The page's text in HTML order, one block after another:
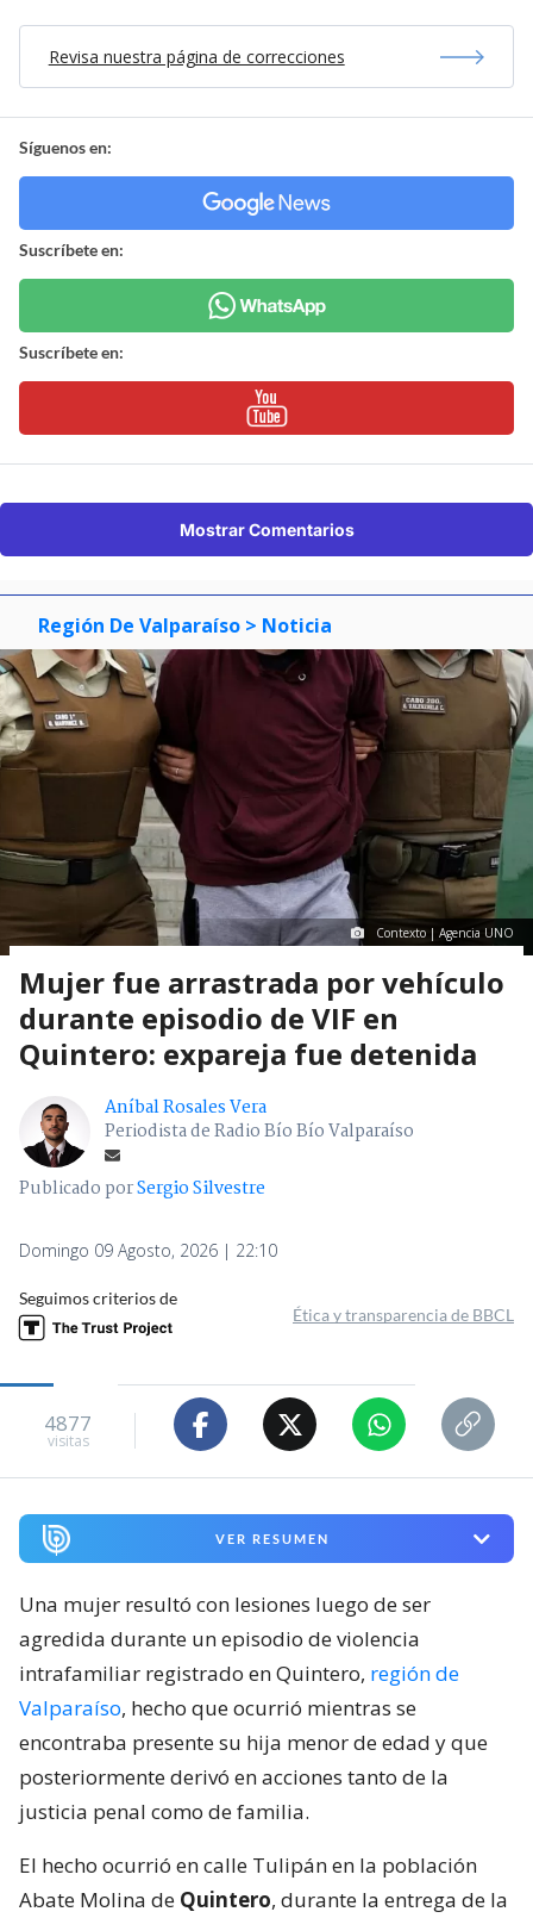
Revisa nuestra página de correcciones
Síguenos en:
Suscríbete en:
Suscríbete en:
Mostrar Comentarios
Región De Valparaíso > Noticia
Contexto | Agencia UNO
Mujer fue arrastrada por vehículo
durante episodio de VIF en
Quintero: expareja fue detenida
Aníbal Rosales Vera
Periodista de Radio Bío Bío Valparaíso
Publicado porSergio Silvestre
Domingo 09 Agosto, 2026 | 22:10
Seguimos criterios de
Ética y transparencia de BBCL
4877
visitas
VER RESUMEN
Una mujer resultó con lesiones luego de ser
agredida durante un episodio de violencia
intrafamiliar registrado en Quintero, región de
Valparaíso, hecho que ocurrió mientras se
encontraba presente su hija menor de edad y que
posteriormente derivó en acciones tanto de la
justicia penal como de familia.
El hecho ocurrió en calle Tulipán en la población
Abate Molina de Quintero, durante la entrega de la